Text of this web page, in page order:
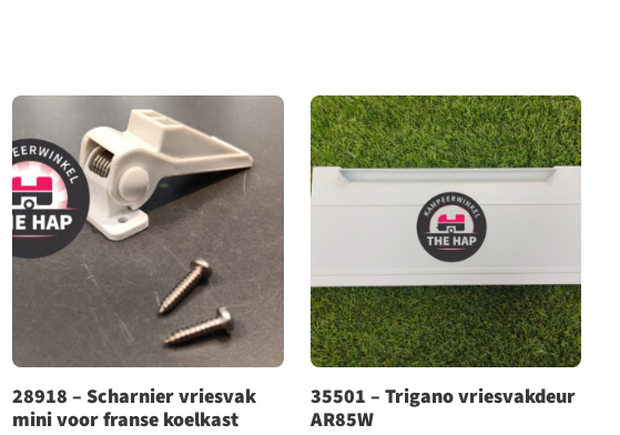
28918 – Scharnier vriesvak
mini voor franse koelkast
35501 – Trigano vriesvakdeur
AR85W